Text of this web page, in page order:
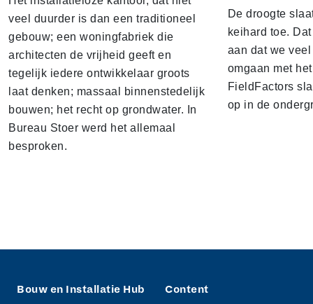
veel duurder is dan een traditioneel
gebouw; een woningfabriek die
architecten de vrijheid geeft en
tegelijk iedere ontwikkelaar groots
laat denken; massaal binnenstedelijk
bouwen; het recht op grondwater. In
Bureau Stoer werd het allemaal
besproken.
De droogte
keihard toe.
aan dat we
omgaan met
FieldFactors
op in de
Bouw en Installatie Hub Content